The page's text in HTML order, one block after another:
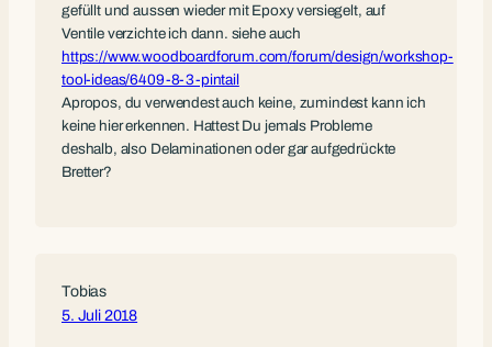
gefüllt und aussen wieder mit Epoxy versiegelt, auf
Ventile verzichte ich dann. siehe auch
https://www.woodboardforum.com/forum/design/workshop-
tool-ideas/6409-8-3-pintail
Apropos, du verwendest auch keine, zumindest kann ich
keine hier erkennen. Hattest Du jemals Probleme
deshalb, also Delaminationen oder gar aufgedrückte
Bretter?
Tobias
5. Juli 2018